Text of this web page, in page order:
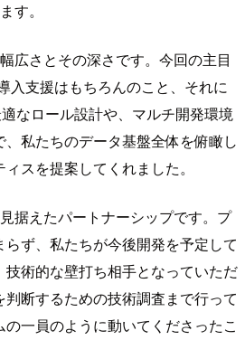
す。
広さとその深さです。今回の主目
入支援はもちろんのこと、それに
なロール設計や、マルチ開発環境
私たちのデータ基盤全体を俯瞰し
スを提案してくれました。
据えたパートナーシップです。プ
らず、私たちが今後開発を予定して
術的な壁打ち相手となっていただ
断するための技術調査まで行って
一員のように動いてくださったこ